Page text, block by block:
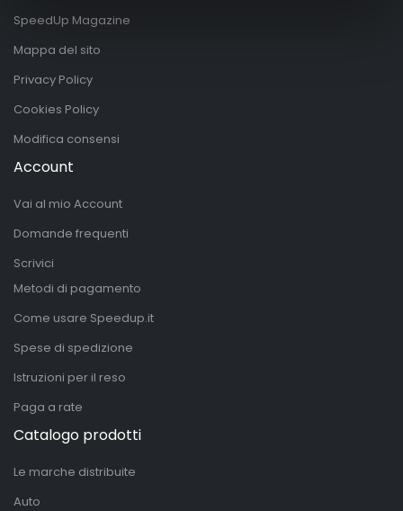
SpeedUp Magazine
Mappa del sito
Privacy Policy
Cookies Policy
Modifica consensi
Account
Vai al mio Account
Domande frequenti
Scrivici
Metodi di pagamento
Come usare Speedup.it
Spese di spedizione
Istruzioni per il reso
Paga a rate
Catalogo prodotti
Le marche distribuite
Auto